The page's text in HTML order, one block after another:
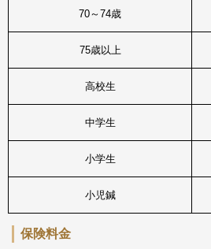
70～74歳
75歳以上
高校生
中学生
小学生
小児鍼
保険料金